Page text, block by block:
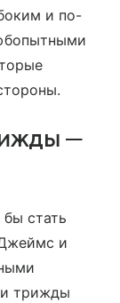
и по-
—
стать
и
трижды